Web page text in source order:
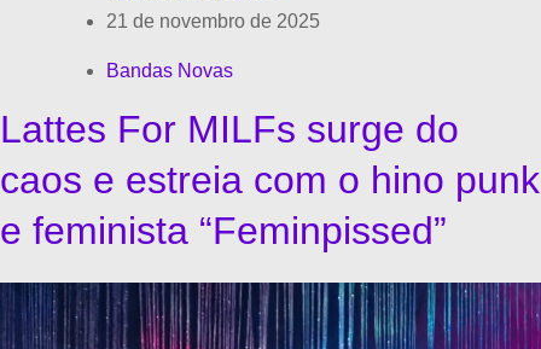
21 de novembro de 2025
Bandas Novas
Lattes For MILFs surge do
caos e estreia com o hino punk
e feminista “Feminpissed”